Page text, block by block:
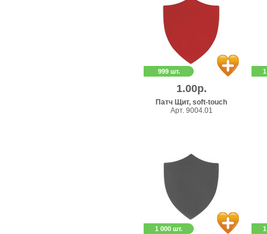
999 шт.
1.00р.
Патч Щит, soft-touch
Арт. 9004.01
1 000 шт.